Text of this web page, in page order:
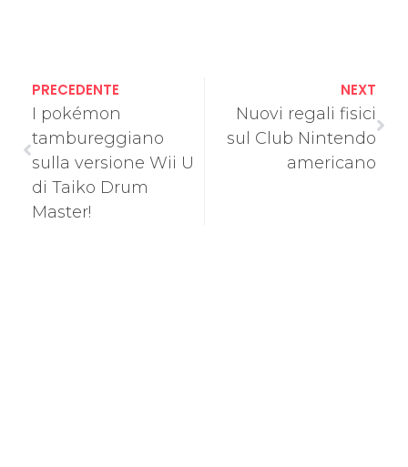
PRECEDENTE
I pokémon
tambureggiano
sulla versione Wii U
di Taiko Drum
Master!
NEXT
Nuovi regali fisici
sul Club Nintendo
americano